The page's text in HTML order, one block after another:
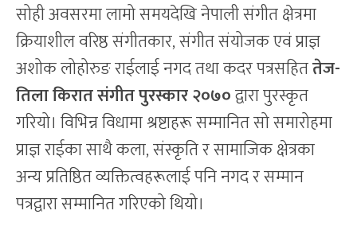
सोही अवसरमा लामो समयदेखि नेपाली संगीत क्षेत्रमा
क्रियाशील वरिष्ठ संगीतकार, संगीत संयोजक एवं प्राज्ञ
अशोक लोहोरुङ राईलाई नगद तथा कदर पत्रसहिततेज-
तिला किरात संगीत पुरस्कार २०७०द्वारा पुरस्कृत
गरियो। ​विभिन्न विधामा श्रष्टाहरू सम्मानित सो ​समारोहमा
प्राज्ञ राईका साथै कला, संस्कृति र सामाजिक क्षेत्रका
अन्य प्रतिष्ठित व्यक्तित्वहरूलाई पनि नगद र सम्मान
पत्रद्वारा सम्मानित गरिएको थियो।